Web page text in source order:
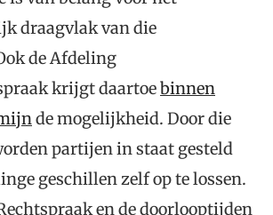
draagvlak van die
de Afdeling
krijgt daartoebinnen
de mogelijkheid. Door die
partijen in staat gesteld
geschillen zelf op te lossen.
en de doorlooptijden